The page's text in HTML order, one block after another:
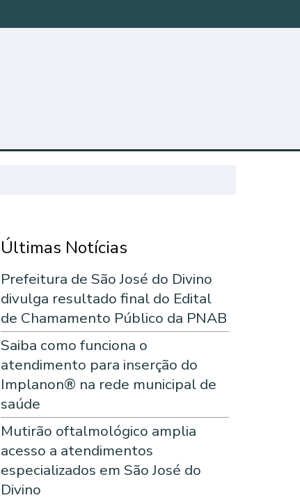
Últimas Notícias
Prefeitura de São José do Divino
divulga resultado final do Edital
de Chamamento Público da PNAB
Saiba como funciona o
atendimento para inserção do
Implanon® na rede municipal de
saúde
Mutirão oftalmológico amplia
acesso a atendimentos
especializados em São José do
Divino